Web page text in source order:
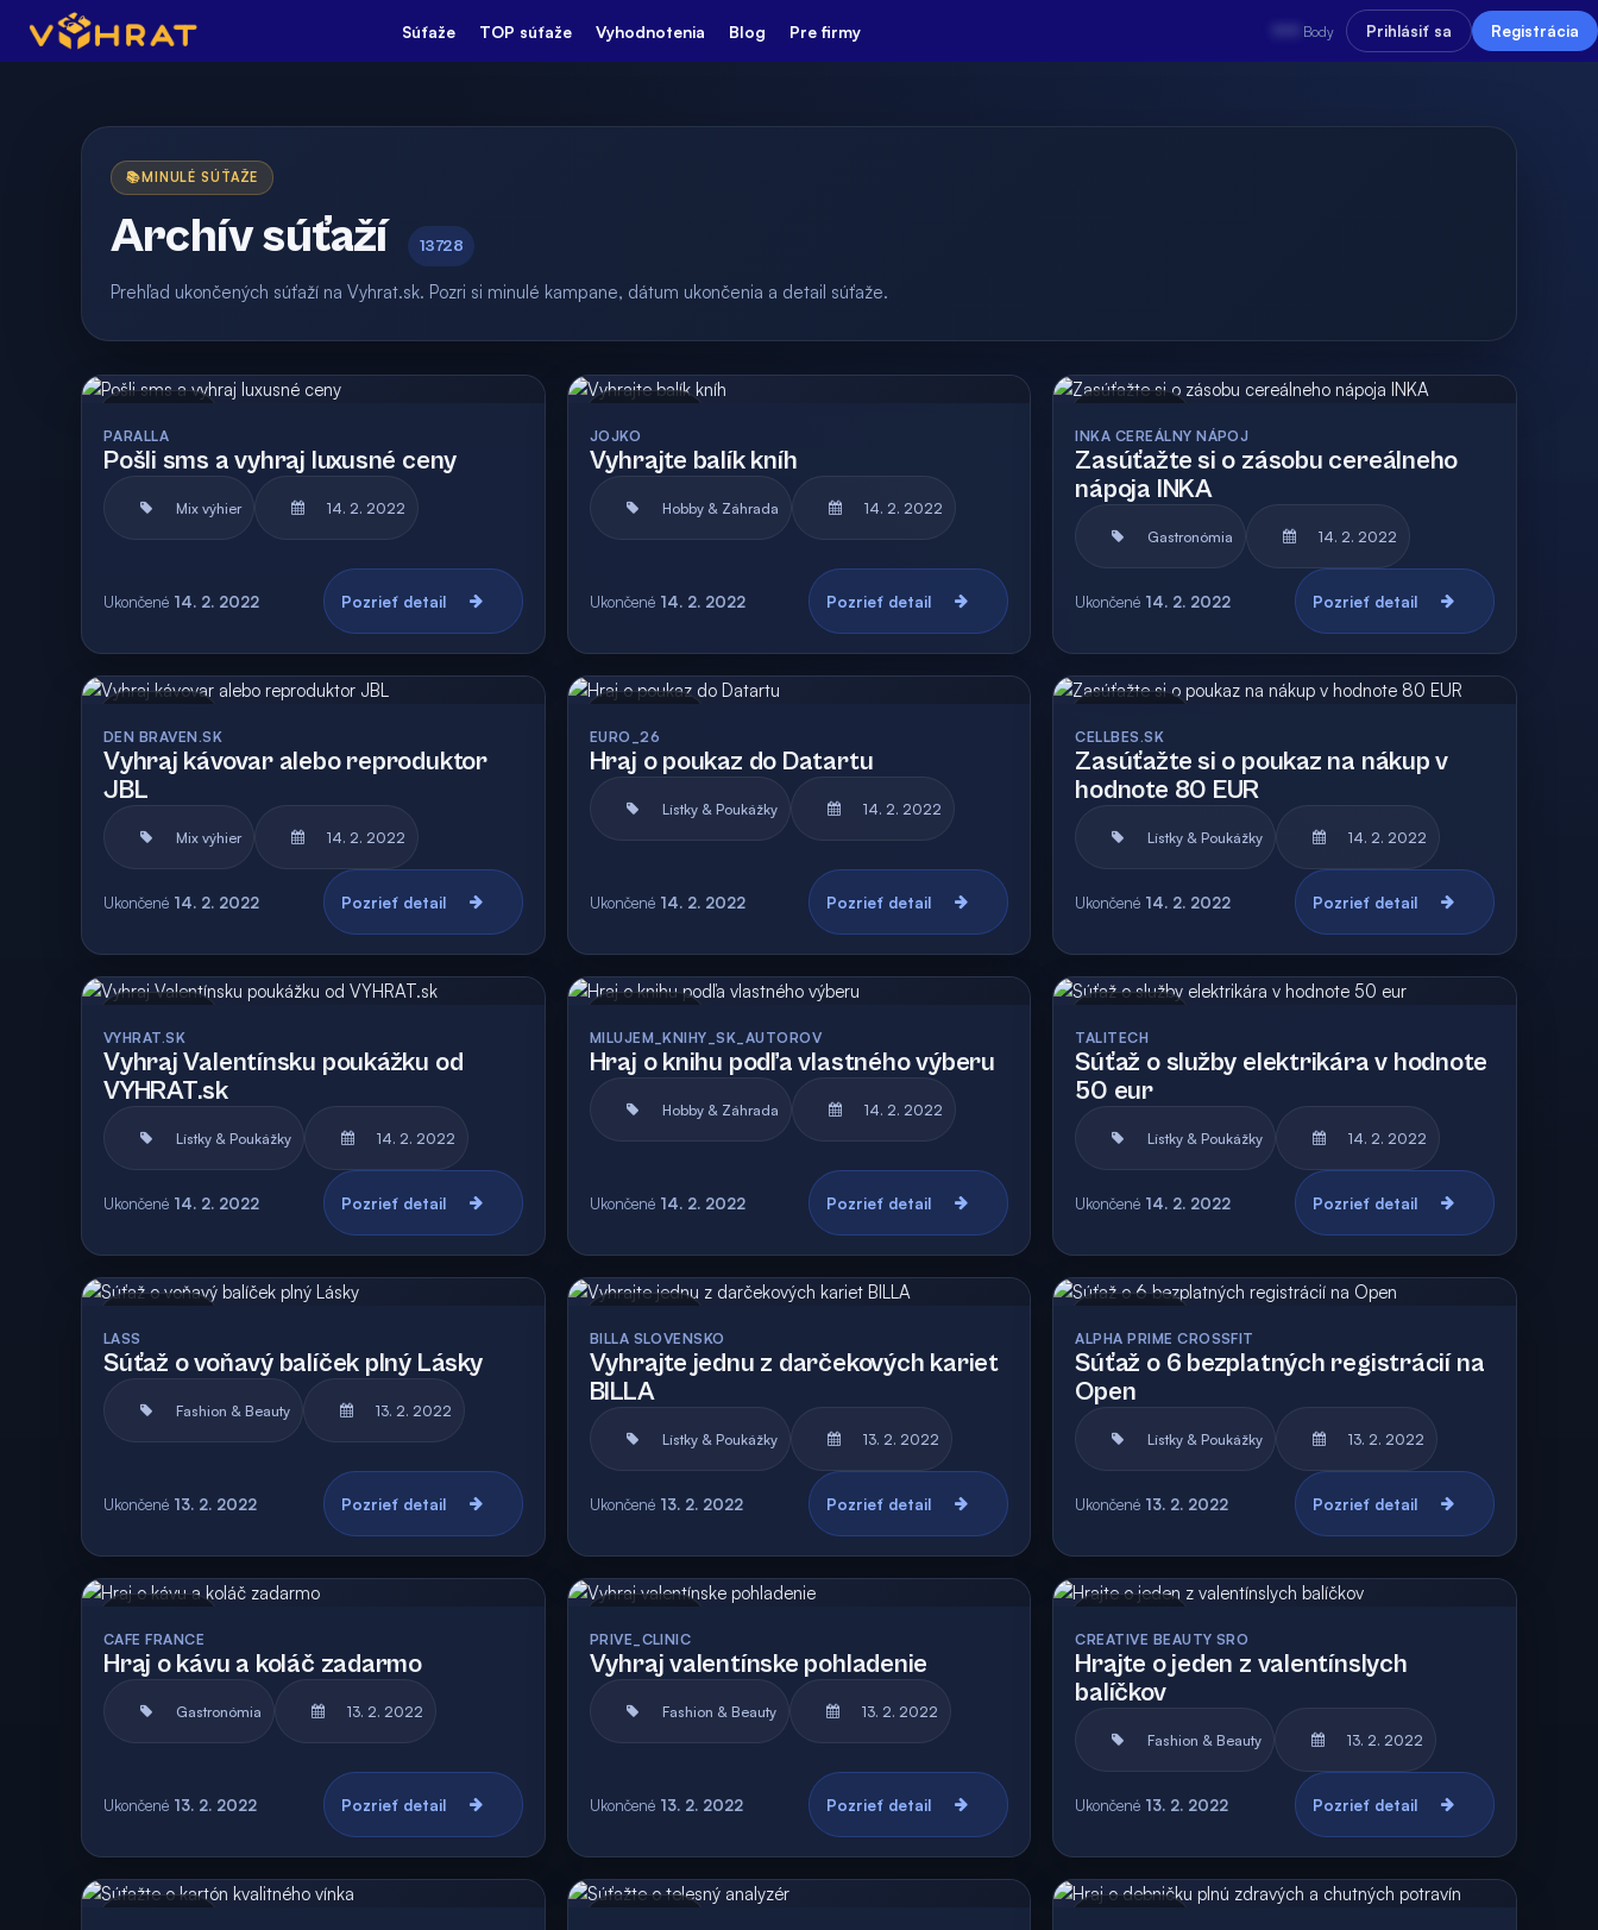
Súťaže TOP súťaže Vyhodnotenia Blog Pre firmy Body Prihlásiť sa Registrácia
📚 MINULÉ SÚŤAŽE
Archív súťaží 13728
Prehľad ukončených súťaží na Vyhrat.sk. Pozri si minulé kampane, dátum ukončenia a detail súťaže.
PARALLA
Pošli sms a vyhraj luxusné ceny
Mix výhier 14. 2. 2022
Ukončené 14. 2. 2022 Pozrieť detail
JOJKO
Vyhrajte balík kníh
Hobby & Záhrada 14. 2. 2022
Ukončené 14. 2. 2022 Pozrieť detail
INKA CEREÁLNY NÁPOJ
Zasúťažte si o zásobu cereálneho
nápoja INKA
Gastronómia 14. 2. 2022
Ukončené 14. 2. 2022 Pozrieť detail
DEN BRAVEN.SK
Vyhraj kávovar alebo reproduktor
JBL
Mix výhier 14. 2. 2022
Ukončené 14. 2. 2022 Pozrieť detail
EURO_26
Hraj o poukaz do Datartu
Lístky & Poukážky 14. 2. 2022
Ukončené 14. 2. 2022 Pozrieť detail
CELLBES.SK
Zasúťažte si o poukaz na nákup v
hodnote 80 EUR
Lístky & Poukážky 14. 2. 2022
Ukončené 14. 2. 2022 Pozrieť detail
VYHRAT.SK
Vyhraj Valentínsku poukážku od
VYHRAT.sk
Lístky & Poukážky 14. 2. 2022
Ukončené 14. 2. 2022 Pozrieť detail
MILUJEM_KNIHY_SK_AUTOROV
Hraj o knihu podľa vlastného výberu
Hobby & Záhrada 14. 2. 2022
Ukončené 14. 2. 2022 Pozrieť detail
TALITECH
Súťaž o služby elektrikára v hodnote
50 eur
Lístky & Poukážky 14. 2. 2022
Ukončené 14. 2. 2022 Pozrieť detail
LASS
Súťaž o voňavý balíček plný Lásky
Fashion & Beauty 13. 2. 2022
Ukončené 13. 2. 2022 Pozrieť detail
BILLA SLOVENSKO
Vyhrajte jednu z darčekových kariet
BILLA
Lístky & Poukážky 13. 2. 2022
Ukončené 13. 2. 2022 Pozrieť detail
ALPHA PRIME CROSSFIT
Súťaž o 6 bezplatných registrácií na
Open
Lístky & Poukážky 13. 2. 2022
Ukončené 13. 2. 2022 Pozrieť detail
CAFE FRANCE
Hraj o kávu a koláč zadarmo
Gastronómia 13. 2. 2022
Ukončené 13. 2. 2022 Pozrieť detail
PRIVE_CLINIC
Vyhraj valentínske pohladenie
Fashion & Beauty 13. 2. 2022
Ukončené 13. 2. 2022 Pozrieť detail
CREATIVE BEAUTY SRO
Hrajte o jeden z valentínslych
balíčkov
Fashion & Beauty 13. 2. 2022
Ukončené 13. 2. 2022 Pozrieť detail